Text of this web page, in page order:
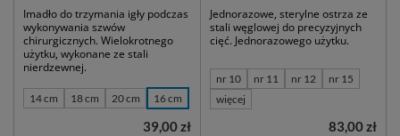
Imadło do trzymania igły podczas
wykonywania szwów
chirurgicznych. Wielokrotnego
użytku, wykonane ze stali
nierdzewnej.
14 cm 18 cm 20 cm 16 cm
39,00 zł
Jednorazowe, sterylne ostrza ze
stali węglowej do precyzyjnych
cięć. Jednorazowego użytku.
nr 10 nr 11 nr 12
nr 15
więcej
83,00 zł